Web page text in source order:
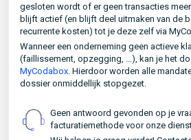
gesloten wordt of er geen transacties
blijft actief (en blijft deel uitmaken van de
recurrente kosten) tot je deze zelf via
Wanneer een onderneming geen actieve
(faillissement, opzegging, ...), kan je het
MyCodabox. Hierdoor worden alle
dossier onmiddellijk stopgezet.
Geen antwoord gevonden op je
facturatiemethode voor onze